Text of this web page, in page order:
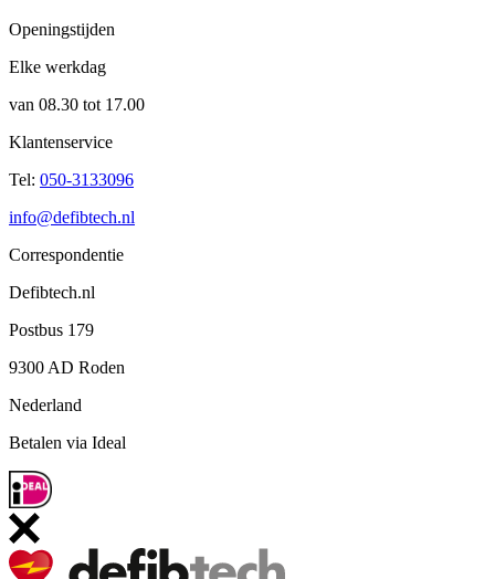
Openingstijden
Elke werkdag
van 08.30 tot 17.00
Klantenservice
Tel: 050-3133096
info@defibtech.nl
Correspondentie
Defibtech.nl
Postbus 179
9300 AD Roden
Nederland
Betalen via Ideal